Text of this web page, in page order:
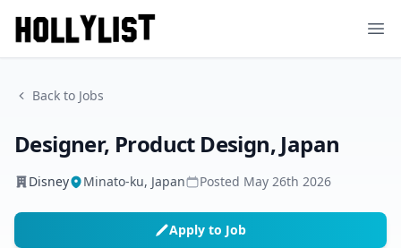
Back to Jobs
Designer, Product Design, Japan
Disney Minato-ku, Japan Posted May 26th 2026
Apply to Job